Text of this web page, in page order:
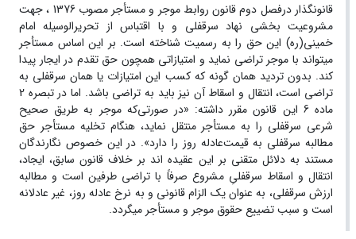
قانونگذار درفصل دوم قانون روابط موجر و مستأجر مصوب 1376 ، جهت
مشروعیت بخشی نهاد سرقفلی و با اقتباس از تحریرالوسیله امام
خمینی(ره) این حق را به رسمیت شناخته است. بر این اساس مستأجر
می­تواند با موجر تراضی نماید و امتیازاتی همچون حق تقدم در ایجار پیدا
کند. بدون تردید همان گونه که کسب این امتیازات یا همان سرقفلی به
تراضی است، انتقال و اسقاط آن نیز باید به تراضی باشد. اما در تبصره 2
ماده 6 این قانون مقرر داشته: «در صورتی‌که موجر به طریق صحیح
شرعی سرقفلی را به مستأجر منتقل نماید، هنگام تخلیه مستأجر حق
مطالبه سرقفلی به قیمت‌عادله روز را دارد». در این خصوص نگارندگان
مستند به دلائل متقنی بر این عقیده اند بر خلاف قانون سابق، ایجاد،
انتقال و اسقاط سرقفلیِ مشروع صرفاً با تراضی طرفین است و مطالبه
ارزش سرقفلی، به عنوان یک الزام قانونی و به نرخ عادله روز، غیر عادلانه
است و سبب تضییع حقوق موجر و مستأجر می­گردد.